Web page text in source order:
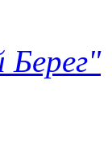
Берег"